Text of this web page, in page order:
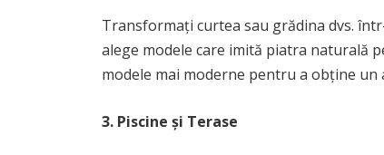
Transformați curtea sau grădina dvs.
alege modele care imită piatra naturală
modele mai moderne pentru a obține un
3. Piscine și Terase